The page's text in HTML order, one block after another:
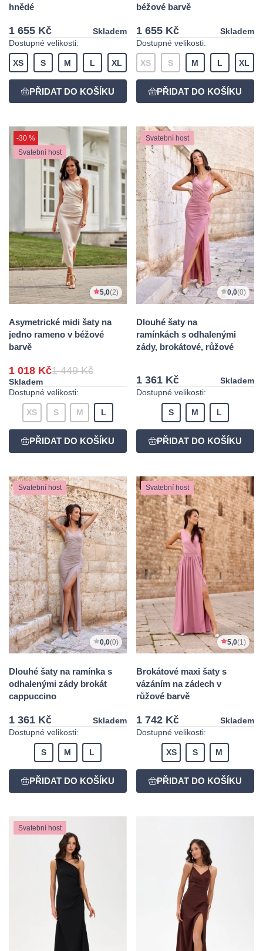
hnědé
1 655 Kč
Skladem
Dostupné velikosti:
XS S M L XL
béžové barvě
1 655 Kč
Skladem
Dostupné velikosti:
XS S M L XL
-30 %
Svatební host
5,0(2)
Asymetrické midi šaty na
jedno rameno v béžové
barvě
1 018 Kč1 449 Kč
Skladem
Dostupné velikosti:
XS S M L
Svatební host
0,0(0)
Dlouhé šaty na
ramínkách s odhalenými
zády, brokátové, růžové
1 361 Kč
Skladem
Dostupné velikosti:
S M L
Svatební host
0,0(0)
Dlouhé šaty na ramínka s
odhalenými zády brokát
cappuccino
1 361 Kč
Skladem
Dostupné velikosti:
S M L
Svatební host
5,0(1)
Brokátové maxi šaty s
vázáním na zádech v
růžové barvě
1 742 Kč
Skladem
Dostupné velikosti:
XS S M
Svatební host